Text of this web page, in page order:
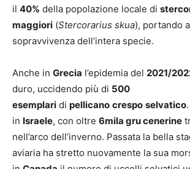
il 40% della popolazione locale di
maggiori (Stercorarius skua), portando
sopravvivenza dell’intera specie.
Anche in Grecia l’epidemia del 2021/
duro, uccidendo più di 500
esemplari di pellicano crespo selvatico
in Israele, con oltre 6mila gru cenerine
nell’arco dell’inverno. Passata la bella
aviaria ha stretto nuovamente la sua